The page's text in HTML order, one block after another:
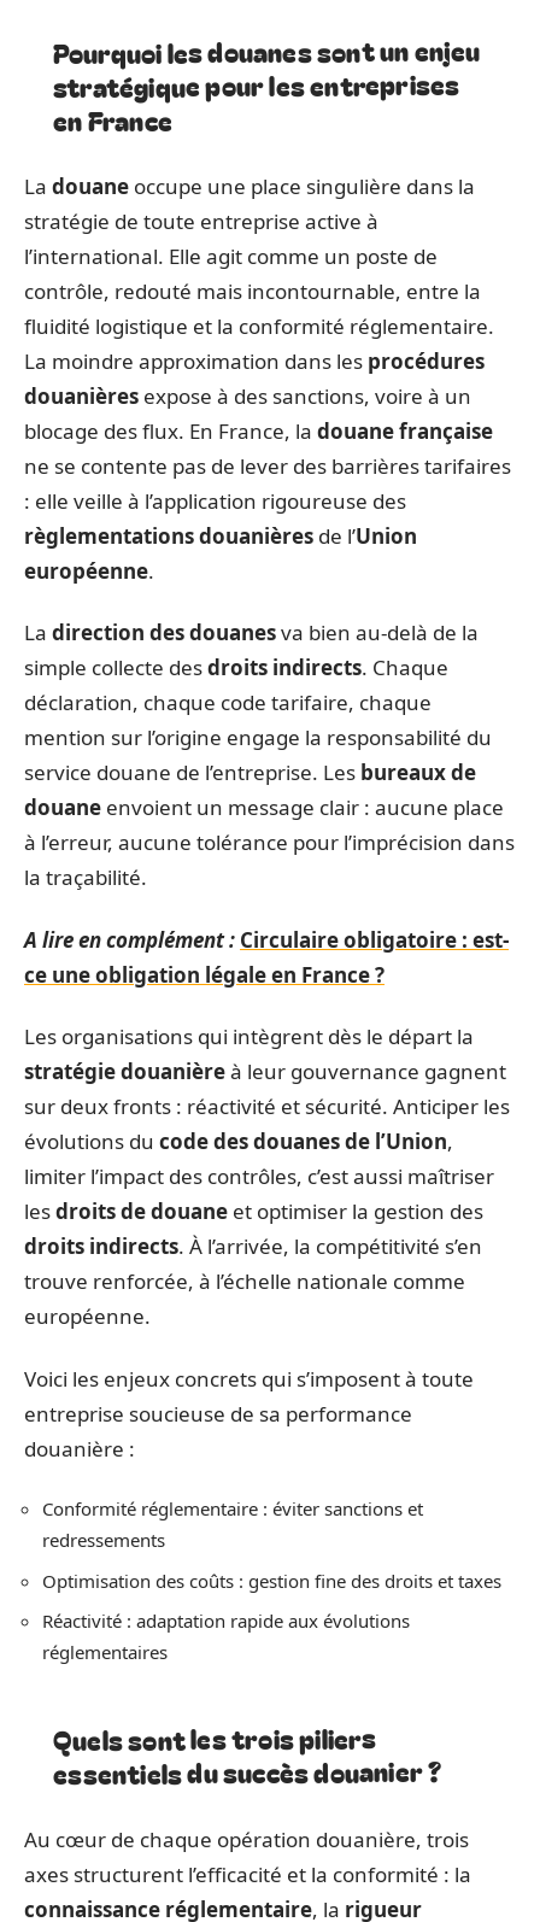
Pourquoi les douanes sont un enjeu
stratégique pour les entreprises
en France
La douane occupe une place singulière dans la
stratégie de toute entreprise active à
l’international. Elle agit comme un poste de
contrôle, redouté mais incontournable, entre la
fluidité logistique et la conformité réglementaire.
La moindre approximation dans les procédures
douanières expose à des sanctions, voire à un
blocage des flux. En France, la douane française
ne se contente pas de lever des barrières tarifaires
: elle veille à l’application rigoureuse des
règlementations douanières de l’Union
européenne.
La direction des douanesva bien au-delà de la
simple collecte desdroits indirects. Chaque
déclaration, chaque code tarifaire, chaque
mention sur l’origine engage la responsabilité du
service douane de l’entreprise. Les bureaux de
douane envoient un message clair : aucune place
à l’erreur, aucune tolérance pour l’imprécision dans
la traçabilité.
A lire en complément : Circulaire obligatoire : est-
ce une obligation légale en France ?
Les organisations qui intègrent dès le départ la
stratégie douanièreà leur gouvernance gagnent
sur deux fronts : réactivité et sécurité. Anticiper les
évolutions du code des douanes de l’Union,
limiter l’impact des contrôles, c’est aussi maîtriser
lesdroits de douane et optimiser la gestion des
droits indirects. À l’arrivée, la compétitivité s’en
trouve renforcée, à l’échelle nationale comme
européenne.
Voici les enjeux concrets qui s’imposent à toute
entreprise soucieuse de sa performance
douanière :
Conformité réglementaire : éviter sanctions et
redressements
Optimisation des coûts : gestion fine des droits et taxes
Réactivité : adaptation rapide aux évolutions
réglementaires
Quels sont les trois piliers
essentiels du succès douanier ?
Au cœur de chaque opération douanière, trois
axes structurent l’efficacité et la conformité : la
connaissance réglementaire, la rigueur